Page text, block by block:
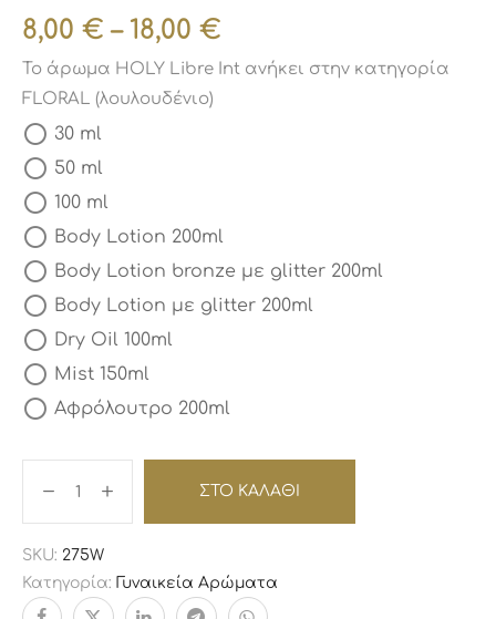
8,00 € – 18,00 €
Το άρωμα HOLY Libre Int ανήκει στην κατηγορία
FLORAL (λουλουδένιο)
30 ml
50 ml
100 ml
Body Lotion 200ml
Body Lotion bronze με glitter 200ml
Body Lotion με glitter 200ml
Dry Oil 100ml
Mist 150ml
Αφρόλουτρο 200ml
ΣΤΟ ΚΑΛΆΘΙ
SKU: 275W
Κατηγορία: Γυναικεία Αρώματα